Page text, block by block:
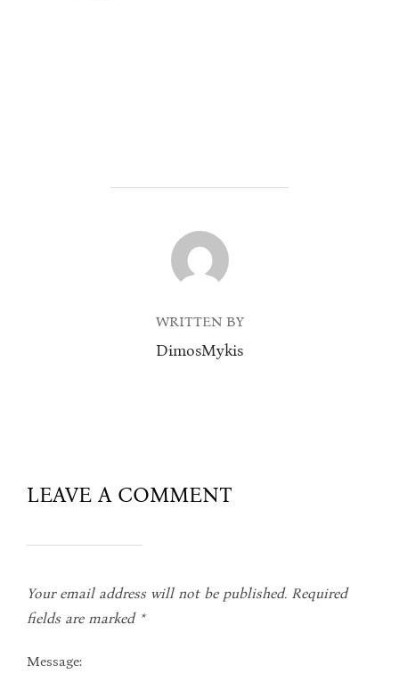
POST AUTHOR
WRITTEN BY
DimosMykis
LEAVE A COMMENT
Your email address will not be published. Required
fields are marked *
Message: